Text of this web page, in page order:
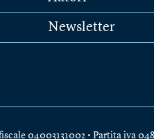
Newsletter
04003131002 • Partita iva